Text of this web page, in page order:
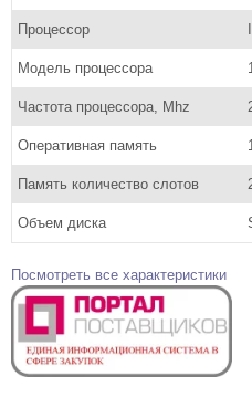
Процессор
Модель процессора
Частота процессора, Mhz
Оперативная память
Память количество слотов
Объем диска
Посмотреть все характеристики